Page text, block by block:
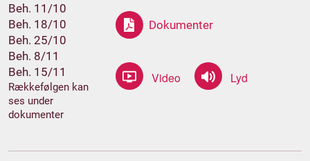
Beh. 11/10
Beh. 18/10
Beh. 25/10
Beh. 8/11
Beh. 15/11
Rækkefølgen kan
ses under
dokumenter
Dokumenter